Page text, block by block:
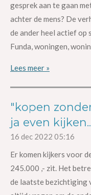
gesprek aan te gaan
achter de mens? De
de ander heel actief op
Funda, woningen,
Lees meer »
"kopen
ja even
16 dec 2022 05:16
Er komen kijkers voor
245.000 ,- zit. Het
de laatste bezichtiging